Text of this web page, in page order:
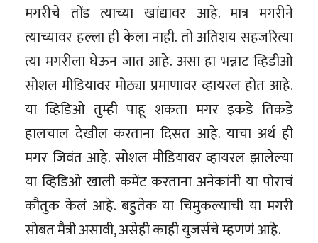
मगरीचे तोंड त्याच्या खांद्यावर आहे. मात्र मगरीने
त्याच्यावर हल्ला ही केला नाही. तो अतिशय सहजरित्या
त्या मगरीला घेऊन जात आहे. असा हा भन्नाट व्हिडीओ
सोशल मीडियावर मोठ्या प्रमाणावर व्हायरल होत आहे.
या व्हिडिओ तुम्ही पाहू शकता मगर इकडे तिकडे
हालचाल देखील करताना दिसत आहे. याचा अर्थ ही
मगर जिवंत आहे. सोशल मीडियावर व्हायरल झालेल्या
या व्हिडिओ खाली कमेंट करताना अनेकांनी या पोराचं
कौतुक केलं आहे. बहुतेक या चिमुकल्याची या मगरी
सोबत मैत्री असावी, असेही काही युजर्सचे म्हणणं आहे.